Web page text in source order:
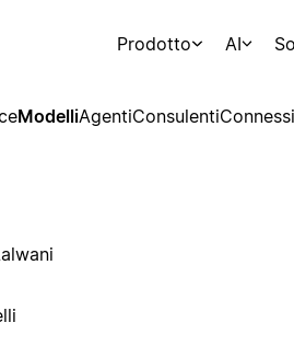
Prodotto AI
ModelliAgentiConsulenti